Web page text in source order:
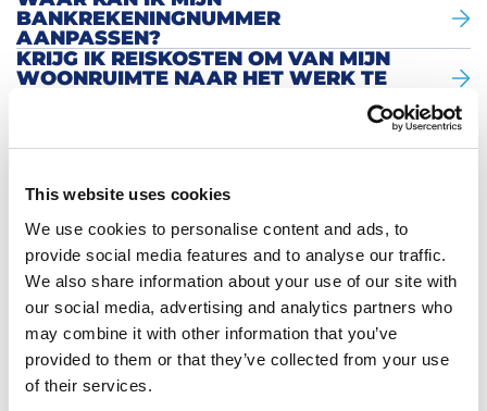
This website uses cookies
We use cookies to personalise content and ads, to
provide social media features and to analyse our traffic.
We also share information about your use of our site with
our social media, advertising and analytics partners who
may combine it with other information that you’ve
provided to them or that they’ve collected from your use
of their services.
BANKREKENINGNUMMER
AANPASSEN?
KRIJG IK REISKOSTEN OM VAN MIJN
WOONRUIMTE NAAR HET WERK TE
IK HEB VAKANTIEDAGEN OPGENOMEN,
WANNEER ONTVANG IK MIJN
RESERVERINGEN, VAKANTIEGELD EN -
DAGEN?
IK BEN ZIEK GEWEEST, HOE KRIJG IK
DAN BETAALD?
IK HEB MIJN FIETS INGELEVERD,
WANNEER EN HOE KRIJG IK DE BORG
TERUG?
IK HEB EEN BOETE OF BEKEURING
GEKREGEN, HOE MOET IK DIE
BETALEN?